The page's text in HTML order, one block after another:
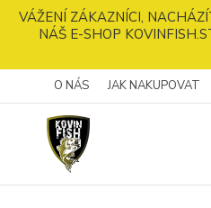
VÁŽENÍ ZÁKAZNÍCI,
NÁŠ E-SHOP
O NÁS JAK NAKUPOVAT